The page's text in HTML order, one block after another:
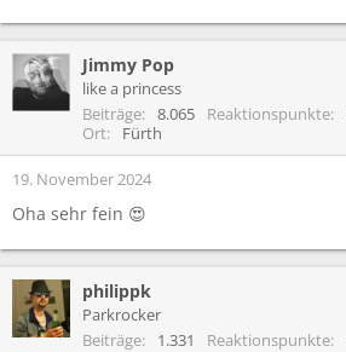
Jimmy Pop
like a princess
Beiträge
8.065 Reaktionspunkte
Ort
Fürth
19. November 2024
Oha sehr fein 😍
philippk
Parkrocker
Beiträge
1.331 Reaktionspunkte